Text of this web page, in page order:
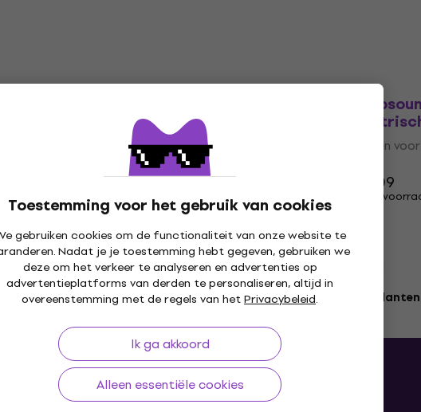
Toestemming voor het gebruik van cookies
gebruiken cookies om de functionaliteit van onze website te
Nadat je je toestemming hebt gegeven, gebruiken we
deze om het verkeer te analyseren en advertenties op
advertentieplatforms van derden te personaliseren, altijd in
overeenstemming met de regels van hetPrivacybeleid.
Ik ga akkoord
Alleen essentiële cookies
Snaren voor elektrische gitaar
€ 6,99
Op voorraad
Snaren
€ 7,09
Op
Gratis verzendingvanaf € 249 +3 miljoen klanten
Handige links